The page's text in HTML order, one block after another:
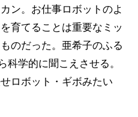
ン。お仕事ロボットのよ
育てることは重要なミッ
のだった。亜希子のふる
科学的に聞こえさせる。
ロボット・ギボみたい